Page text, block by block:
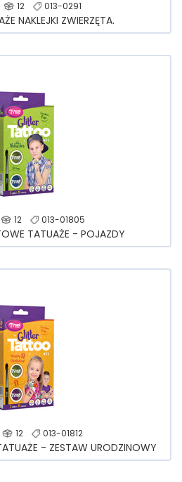
12 013-0291
NAKLEJKI ZWIERZĘTA.
12 013-01805
TATUAŻE - POJAZDY
12 013-01812
- ZESTAW URODZINOWY